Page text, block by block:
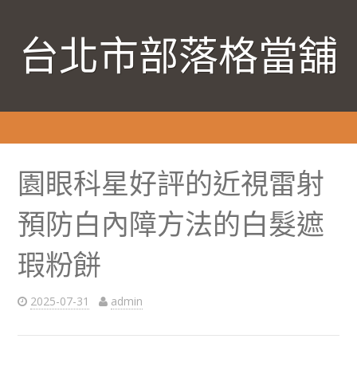
台北市部落格當舖
園眼科星好評的近視雷射
預防白內障方法的白髮遮
瑕粉餅
2025-07-31 admin